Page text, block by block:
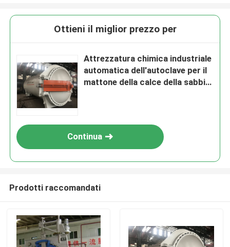
Ottieni il miglior prezzo per
Attrezzatura chimica industriale
automatica dell'autoclave per il
mattone della calce della sabbia
Continua
Prodotti raccomandati